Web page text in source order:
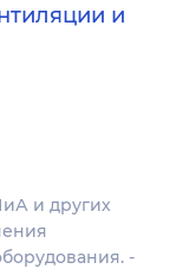
и
и других
-